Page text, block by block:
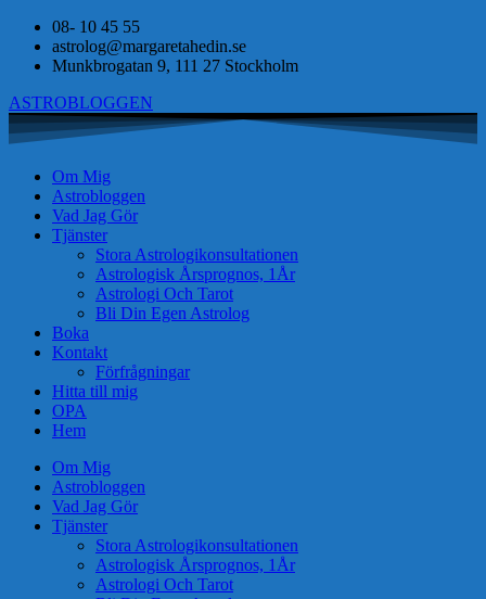
08- 10 45 55
astrolog@margaretahedin.se
Munkbrogatan 9, 111 27 Stockholm
ASTROBLOGGEN
Om Mig
Astrobloggen
Vad Jag Gör
Tjänster
Stora Astrologikonsultationen
Astrologisk Årsprognos, 1År
Astrologi Och Tarot
Bli Din Egen Astrolog
Boka
Kontakt
Förfrågningar
Hitta till mig
OPA
Hem
Om Mig
Astrobloggen
Vad Jag Gör
Tjänster
Stora Astrologikonsultationen
Astrologisk Årsprognos, 1År
Astrologi Och Tarot